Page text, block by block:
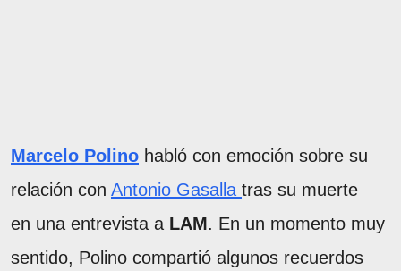
Marcelo Polino habló con emoción sobre su
relación con Antonio Gasalla tras su muerte
en una entrevista a LAM. En un momento muy
sentido, Polino compartió algunos recuerdos